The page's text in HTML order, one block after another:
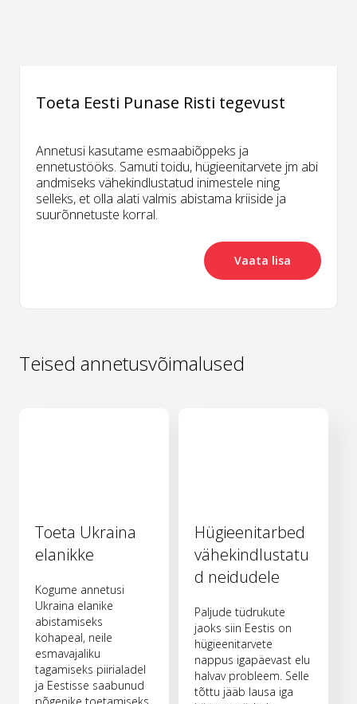
Toeta Eesti Punase Risti tegevust
Annetusi kasutame esmaabiõppeks ja
ennetustööks. Samuti toidu, hügieenitarvete jm abi
andmiseks vähekindlustatud inimestele ning
selleks, et olla alati valmis abistama kriiside ja
suurõnnetuste korral.
Vaata lisa
Teised annetusvõimalused
Toeta Ukraina
elanikke
Kogume annetusi
Ukraina elanike
abistamiseks
kohapeal, neile
esmavajaliku
tagamiseks piirialadel
ja Eestisse saabunud
Hügieenitarbed
vähekindlustatu
d neidudele
Paljude tüdrukute
jaoks siin Eestis on
hügieenitarvete
nappus igapäevast elu
halvav probleem. Selle
tõttu jääb lausa iga